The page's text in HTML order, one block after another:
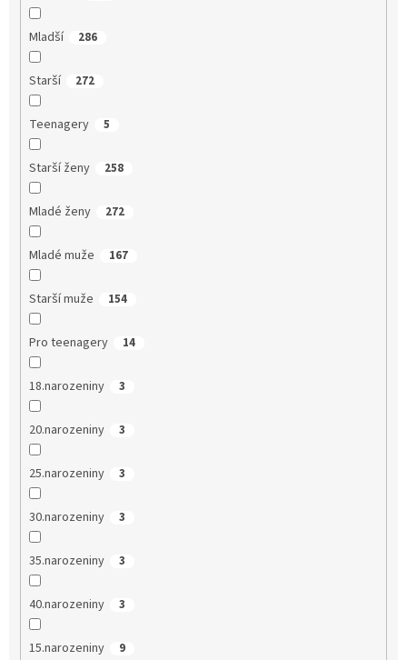
Mladší 286
Starší 272
Teenagery 5
Starší ženy 258
Mladé ženy 272
Mladé muže 167
Starší muže 154
Pro teenagery 14
18.narozeniny 3
20.narozeniny 3
25.narozeniny 3
30.narozeniny 3
35.narozeniny 3
40.narozeniny 3
15.narozeniny 9